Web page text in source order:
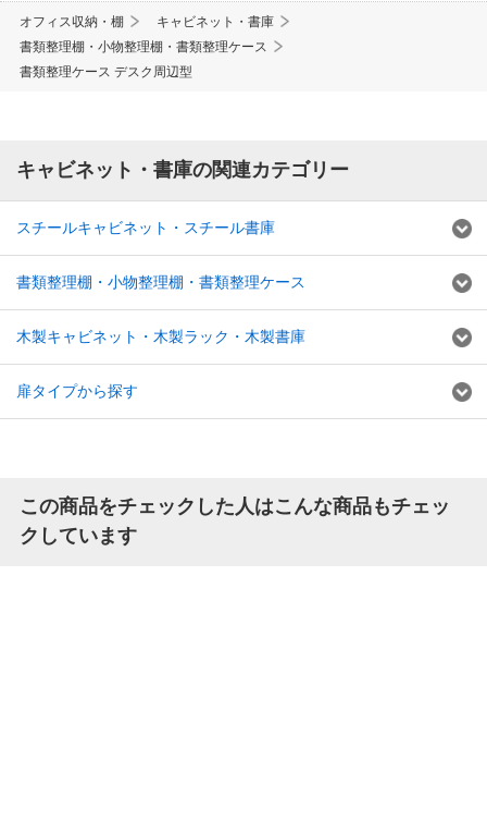
オフィス収納・棚
キャビネット・書庫
書類整理棚・小物整理棚・書類整理ケース
書類整理ケース デスク周辺型
キャビネット・書庫の関連カテゴリー
スチールキャビネット・スチール書庫
書類整理棚・小物整理棚・書類整理ケース
木製キャビネット・木製ラック・木製書庫
扉タイプから探す
この商品をチェックした人はこんな商品もチェッ
クしています